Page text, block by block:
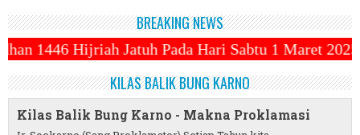
BREAKING NEWS
Pada Hari Sabtu 1 Maret 2025 ~||~ 1 Syawal
KILAS BALIK BUNG KARNO
Kilas Balik Bung Karno - Makna Proklamasi